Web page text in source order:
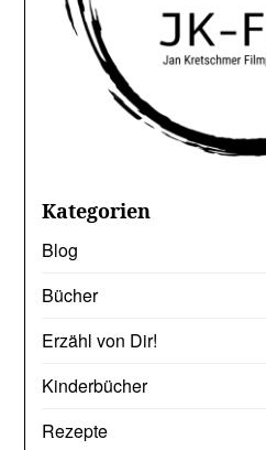
Kategorien
Blog
Bücher
Erzähl von Dir!
Kinderbücher
Rezepte